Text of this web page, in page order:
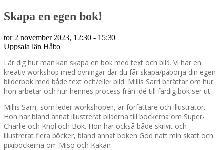
Skapa en egen bok!
tor 2 november 2023, 12:30 - 15:30
Uppsala län Håbo
Lär dig hur man kan skapa en bok med text och bild. Vi har en
kreativ workshop med övningar där du får skapa/påbörja din egen
bilderbok med både text och/eller bild. Millis Sarri berättar om hur
hon arbetar och hur hennes process från idé till färdig bok ser ut.
Millis Sarri, som leder workshopen, är författare och illustratör.
Hon har bland annat illustrerat bilderna till böckerna om Super-
Charlie och Knöl och Bök. Hon har också både skrivit och
illustrerat flera böcker, bland annat boken God natt min skatt och
pixiböckerna om Miso och Kakan.